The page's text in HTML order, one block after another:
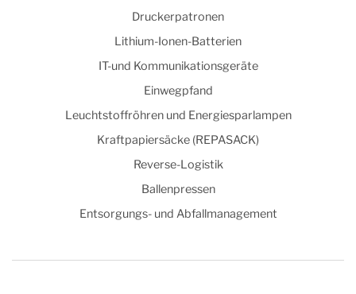
Druckerpatronen
Lithium-Ionen-Batterien
IT-und Kommunikationsgeräte
Einwegpfand
Leuchtstoffröhren und Energiesparlampen
Kraftpapiersäcke (REPASACK)
Reverse-Logistik
Ballenpressen
Entsorgungs- und Abfallmanagement